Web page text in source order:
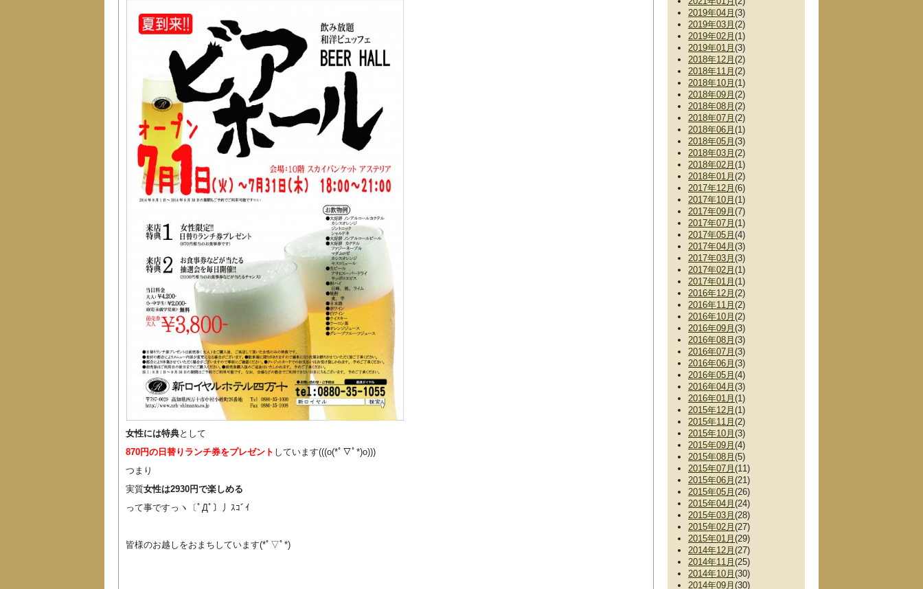
女性には特典として
870円の日替りランチ券をプレゼント しています(((o(*ﾟ▽ﾟ*)o)))
つまり
実質女性は2930円で楽しめる
って事ですっヽ〔ﾟДﾟ〕丿ｽｺﾞｲ
皆様のお越しをおまちしています(*ﾟ▽ﾟ*)
2019年04月 (3)
2019年03月 (2)
2019年02月 (1)
2019年01月 (3)
2018年12月 (2)
2018年11月 (2)
2018年10月 (1)
2018年09月 (2)
2018年08月 (2)
2018年07月 (2)
2018年06月 (1)
2018年05月 (3)
2018年03月 (2)
2018年02月 (1)
2018年01月 (2)
2017年12月 (6)
2017年10月 (1)
2017年09月 (7)
2017年07月 (1)
2017年05月 (4)
2017年04月 (3)
2017年03月 (3)
2017年02月 (1)
2017年01月 (1)
2016年12月 (2)
2016年11月 (2)
2016年10月 (2)
2016年09月 (3)
2016年08月 (3)
2016年07月 (3)
2016年06月 (3)
2016年05月 (4)
2016年04月 (3)
2016年01月 (1)
2015年12月 (1)
2015年11月 (2)
2015年10月 (3)
2015年09月 (4)
2015年08月 (5)
2015年07月 (11)
2015年06月 (21)
2015年05月 (26)
2015年04月 (24)
2015年03月 (28)
2015年02月 (27)
2015年01月 (29)
2014年12月 (27)
2014年11月 (25)
2014年10月 (30)
2014年09月 (30)